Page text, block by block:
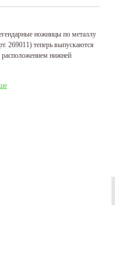
ножницы по металлу
269011) теперь выпускаются
нижней